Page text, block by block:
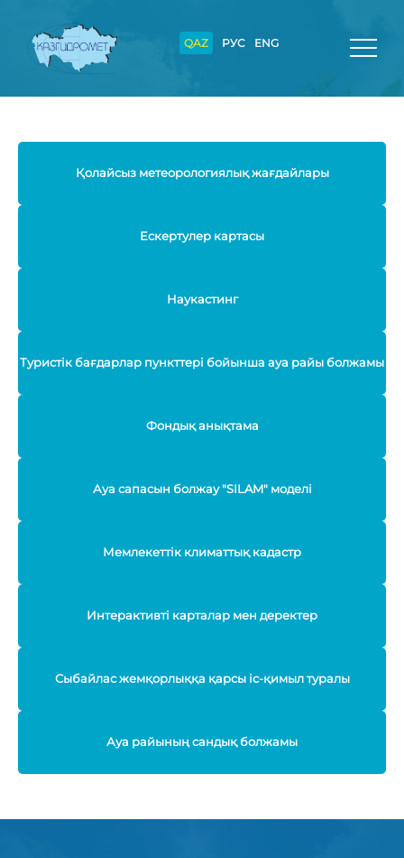
QAZ РУС ENG
Қолайсыз метеорологиялық жағдайлары
Ескертулер картасы
Наукастинг
Туристік бағдарлар пункттері бойынша ауа райы болжамы
Фондық анықтама
Ауа сапасын болжау "SILAM" моделі
Мемлекеттік климаттық кадастр
Интерактивті карталар мен деректер
Сыбайлас жемқорлыққа қарсы іс-қимыл туралы
Ауа райының сандық болжамы